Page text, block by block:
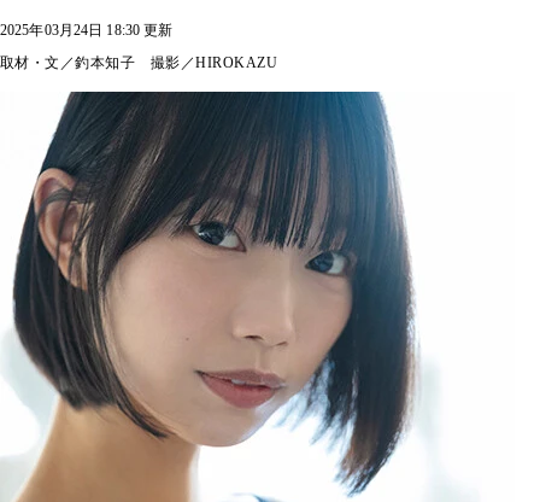
2025年03月24日 18:30 更新
取材・文／釣本知子 撮影／HIROKAZU